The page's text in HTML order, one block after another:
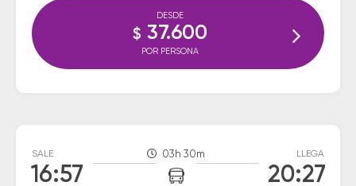
DESDE
$ 37.600
POR PERSONA
SALE
16:57
03h 30m LLEGA
20:27